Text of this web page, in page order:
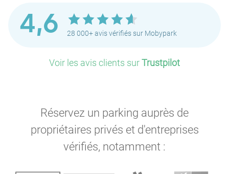
4,6 28 000+ avis vérifiés sur Mobypark
Voir les avis clients surTrustpilot
Réservez un parking auprès de
propriétaires privés et d'entreprises
vérifiés, notamment :